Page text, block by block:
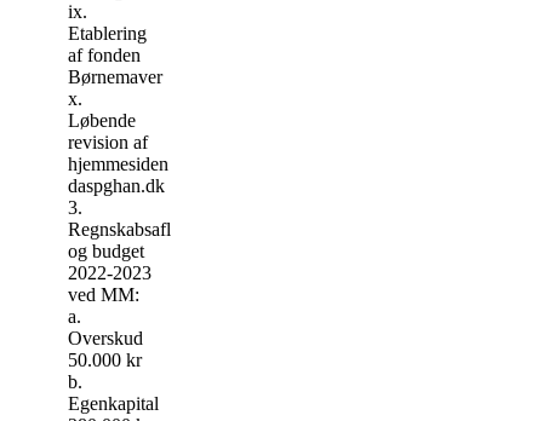
ix.
Etablering
af fonden
Børnemaver
x.
Løbende
revision af
hjemmesiden
daspghan.dk
3.
Regnskabsaflæggelse
og budget
2022-2023
ved MM:
a.
Overskud
50.000 kr
b.
Egenkapital